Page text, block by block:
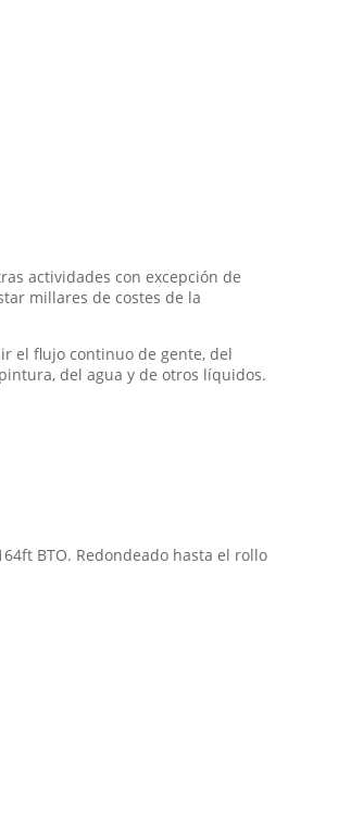
actividades con excepción de
millares de costes de la
el flujo continuo de gente, del
del agua y de otros líquidos.
BTO. Redondeado hasta el rollo